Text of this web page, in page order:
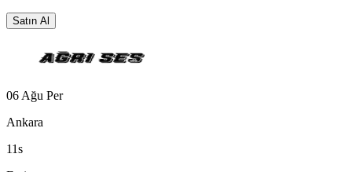
Satın Al
06 Ağu Per
Ankara
11s